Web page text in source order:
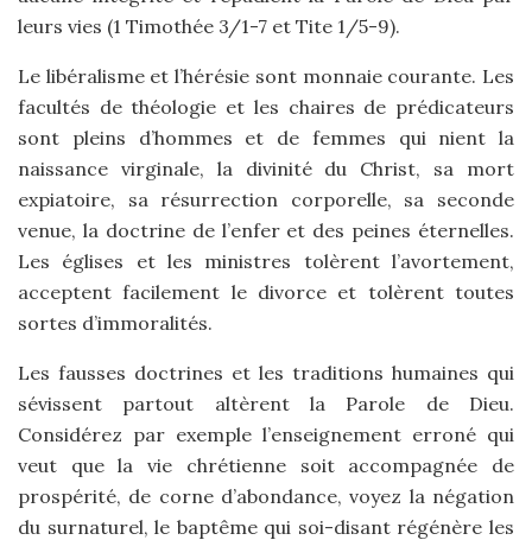
leurs vies (1 Timothée 3/1-7 et Tite 1/5-9).
Le libéralisme et l’hérésie sont monnaie courante. Les
facultés de théologie et les chaires de prédicateurs
sont pleins d’hommes et de femmes qui nient la
naissance virginale, la divinité du Christ, sa mort
expiatoire, sa résurrection corporelle, sa seconde
venue, la doctrine de l’enfer et des peines éternelles.
Les églises et les ministres tolèrent l’avortement,
acceptent facilement le divorce et tolèrent toutes
sortes d’immoralités.
Les fausses doctrines et les traditions humaines qui
sévissent partout altèrent la Parole de Dieu.
Considérez par exemple l’enseignement erroné qui
veut que la vie chrétienne soit accompagnée de
prospérité, de corne d’abondance, voyez la négation
du surnaturel, le baptême qui soi-disant régénère les